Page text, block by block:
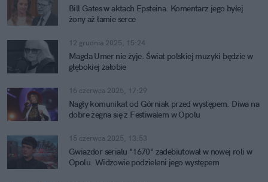
Bill Gates w aktach Epsteina. Komentarz jego byłej
żony aż łamie serce
12 grudnia 2025, 15:24
Magda Umer nie żyje. Świat polskiej muzyki będzie w
głębokiej żałobie
15 czerwca 2025, 17:29
Nagły komunikat od Górniak przed występem. Diwa na
dobre żegna się z Festiwalem w Opolu
15 czerwca 2025, 13:53
Gwiazdor serialu "1670" zadebiutował w nowej roli w
Opolu. Widzowie podzieleni jego występem